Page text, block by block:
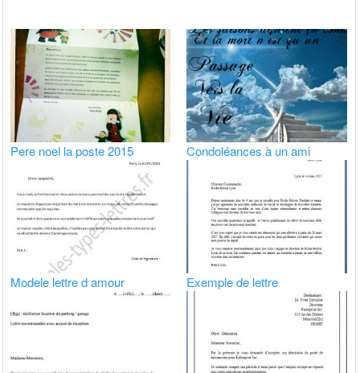
Pere noel la poste 2015 Condoléances à un ami
Modele lettre d amour Exemple de lettre